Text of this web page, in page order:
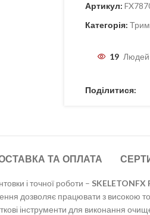
Артикул:
Категорія:
19 Людей
Поділитися:
ТА ОПЛАТА
і точної роботи – SKELETONFX
дозволяє працювати з високою
інструменти для виконання